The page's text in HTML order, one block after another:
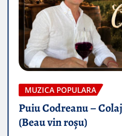
MUZICA POPULARA
Puiu Codreanu –
(Beau vin roșu)